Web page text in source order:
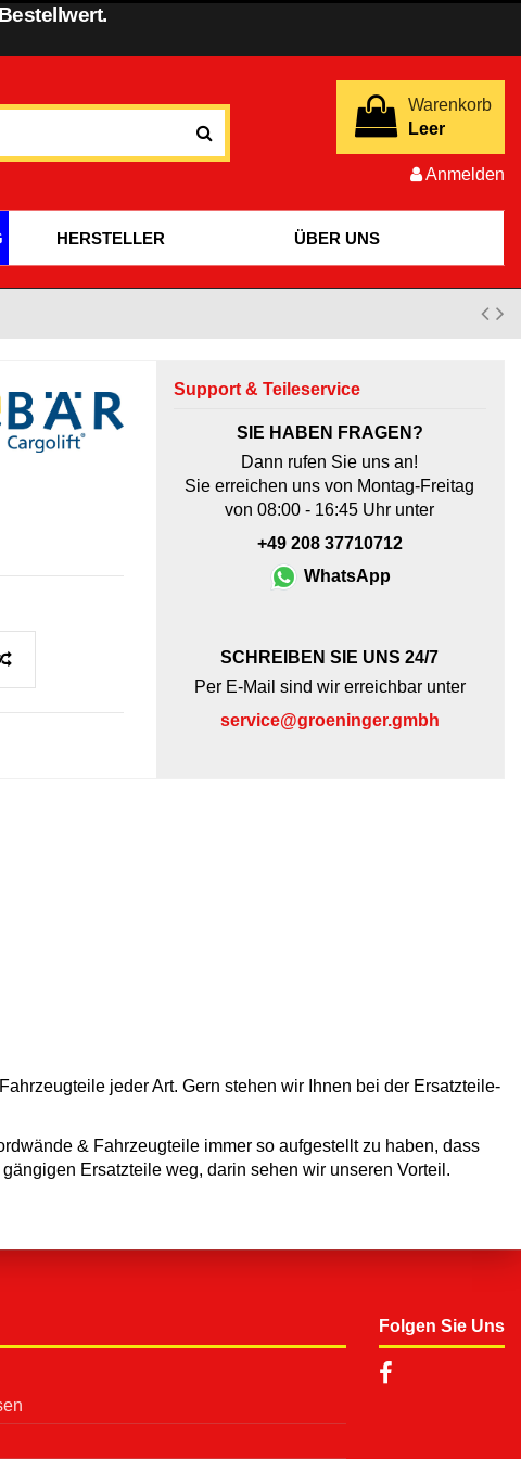
Warenkorb
Leer
Anmelden
HERSTELLER ÜBER UNS
Support & Teileservice
SIE HABEN FRAGEN?
Dann rufen Sie uns an!
Sie erreichen uns von Montag-Freitag
von 08:00 - 16:45 Uhr unter
+49 208 37710712
WhatsApp
SCHREIBEN SIE UNS 24/7
Per E-Mail sind wir erreichbar unter
service@groeninger.gmbh
jeder Art. Gern stehen wir Ihnen bei der Ersatzteile-
& Fahrzeugteile immer so aufgestellt zu haben, dass
Ersatzteile weg, darin sehen wir unseren Vorteil.
Folgen Sie Uns